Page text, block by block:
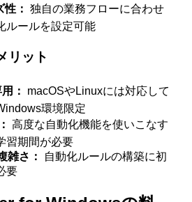
性： 独自の業務フローに合わせ
ルールを設定可能
リット
：
macOSやLinuxには対応して
環境限定
高度な自動化機能を使いこなす
習期間が必要
雑さ：
自動化ルールの構築に初
要